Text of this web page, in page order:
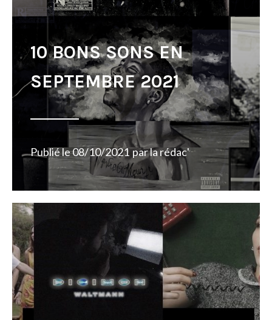
10 BONS SONS EN
SEPTEMBRE 2021
Publié le08/10/2021 parla rédac'